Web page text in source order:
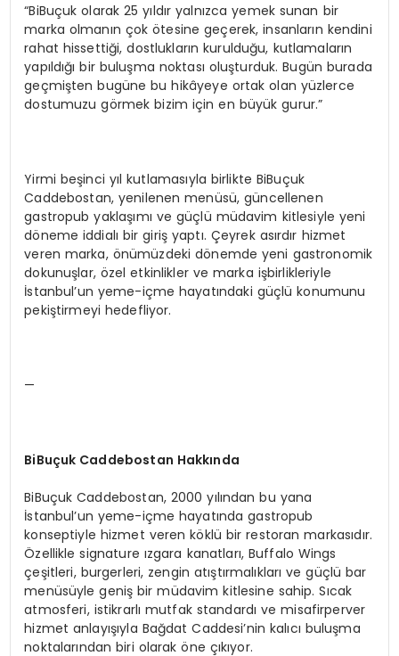
“BiBuçuk olarak 25 yıldır yalnızca yemek sunan bir
marka olmanın çok ötesine geçerek, insanların kendini
rahat hissettiği, dostlukların kurulduğu, kutlamaların
yapıldığı bir buluşma noktası oluşturduk. Bugün burada
geçmişten bugüne bu hikâyeye ortak olan yüzlerce
dostumuzu görmek bizim için en büyük gurur.”
Yirmi beşinci yıl kutlamasıyla birlikte BiBuçuk
Caddebostan, yenilenen menüsü, güncellenen
gastropub yaklaşımı ve güçlü müdavim kitlesiyle yeni
döneme iddialı bir giriş yaptı. Çeyrek asırdır hizmet
veren marka, önümüzdeki dönemde yeni gastronomik
dokunuşlar, özel etkinlikler ve marka işbirlikleriyle
İstanbul’un yeme-içme hayatındaki güçlü konumunu
pekiştirmeyi hedefliyor.
—
BiBuçuk Caddebostan Hakkında
BiBuçuk Caddebostan, 2000 yılından bu yana
İstanbul’un yeme-içme hayatında gastropub
konseptiyle hizmet veren köklü bir restoran markasıdır.
Özellikle signature ızgara kanatları, Buffalo Wings
çeşitleri, burgerleri, zengin atıştırmalıkları ve güçlü bar
menüsüyle geniş bir müdavim kitlesine sahip. Sıcak
atmosferi, istikrarlı mutfak standardı ve misafirperver
hizmet anlayışıyla Bağdat Caddesi’nin kalıcı buluşma
noktalarından biri olarak öne çıkıyor.